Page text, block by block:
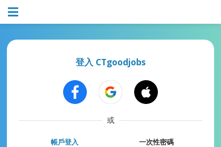
登入 CTgoodjobs
或
帳戶登入 一次性密碼